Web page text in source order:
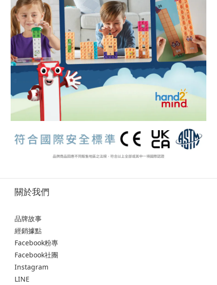
關於我們
品牌故事
經銷據點
Facebook粉專
Facebook社團
Instagram
LINE